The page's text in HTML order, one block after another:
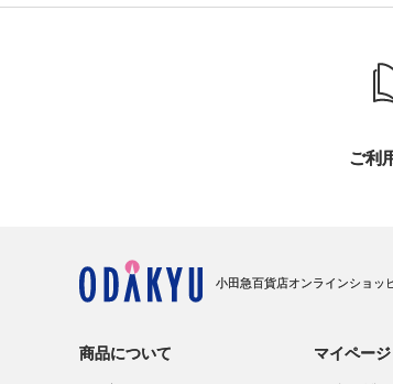
ご利
小田急百貨店オンラインショッ
商品について マイページ